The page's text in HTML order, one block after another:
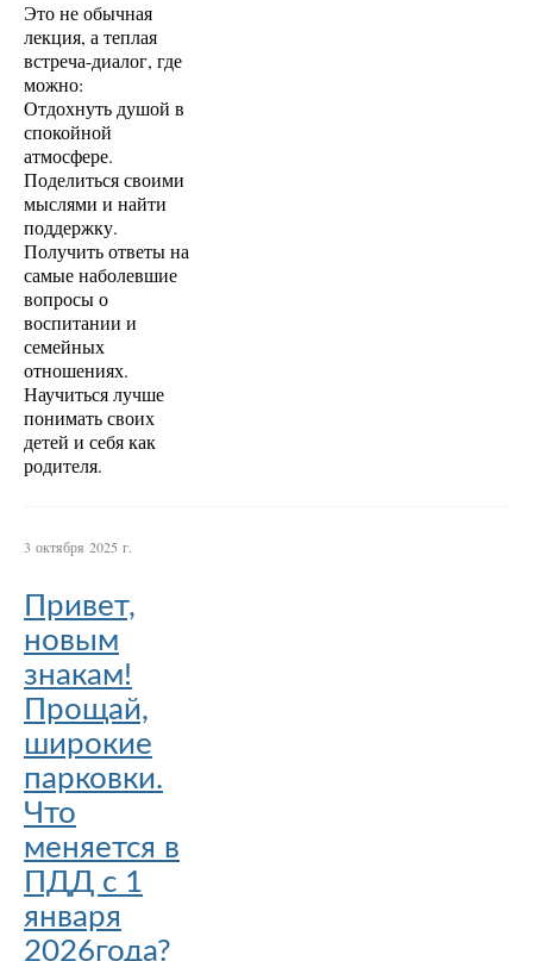
Это не обычная
лекция, а теплая
встреча-диалог, где
можно:
Отдохнуть душой в
спокойной
атмосфере.
Поделиться своими
мыслями и найти
поддержку.
Получить ответы на
самые наболевшие
вопросы о
воспитании и
семейных
отношениях.
Научиться лучше
понимать своих
детей и себя как
родителя.
3 октября 2025 г.
Привет,
новым
знакам!
Прощай,
широкие
парковки.
Что
меняется в
ПДД с 1
января
2026года?